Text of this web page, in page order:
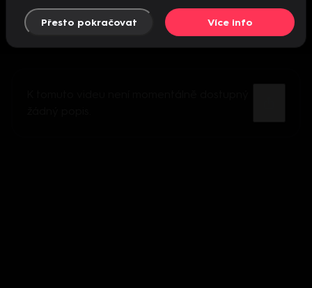
Přesto pokračovat Více info